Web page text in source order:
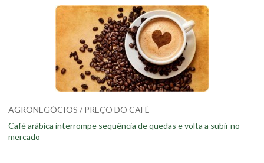
AGRONEGÓCIOS / PREÇO DO CAFÉ
Café arábica interrompe sequência de quedas e volta a subir no
mercado